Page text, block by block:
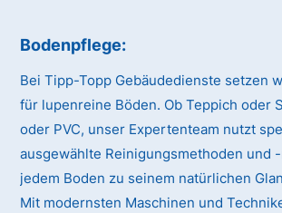
Bodenpflege:
Bei Tipp-Topp Gebäudedienste setzen
für lupenreine Böden. Ob Teppich oder
oder PVC, unser Expertenteam nutzt
ausgewählte Reinigungsmethoden und
jedem Boden zu seinem natürlichen
Mit modernsten Maschinen und